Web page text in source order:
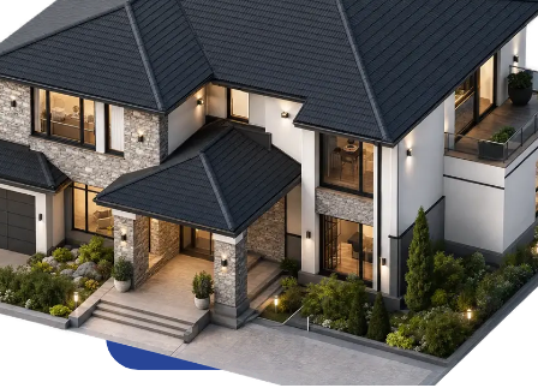
ПОДОБРАТЬ КРОВЛЮ